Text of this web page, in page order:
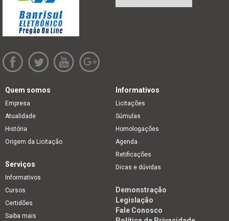
Quem somos
Empresa
Atualidade
História
Origem da Licitação
Informativos
Licitações
Súmulas
Homologações
Agenda
Retificações
Dicas e dúvidas
Serviços
Informativos
Cursos
Certidões
Saiba mais
Demonstração
Legislação
Fale Conosco